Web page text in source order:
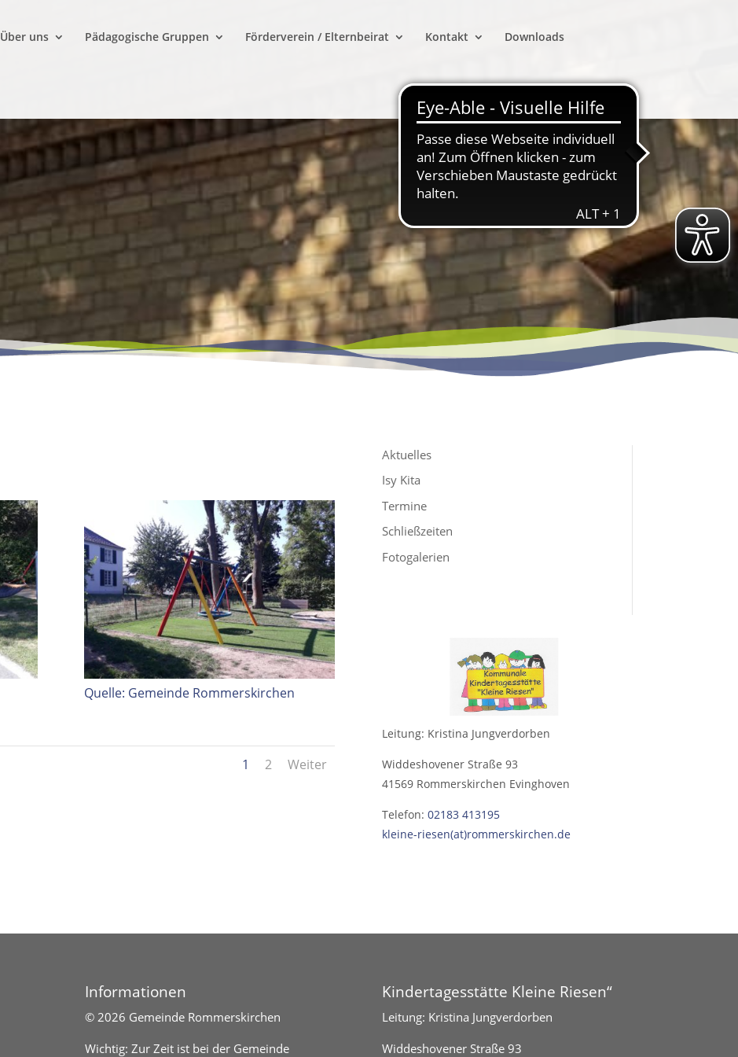
Über uns Pädagogische Gruppen Förderverein / Elternbeirat Kontakt Downloads
Quelle: Gemeinde Rommerskirchen
1 2 Weiter
Aktuelles
Isy Kita
Termine
Schließzeiten
Fotogalerien
Leitung: Kristina Jungverdorben
Widdeshovener Straße 93
41569 Rommerskirchen Evinghoven
Telefon: 02183 413195
kleine-riesen(at)rommerskirchen.de
Informationen
© 2026 Gemeinde Rommerskirchen
Wichtig: Zur Zeit ist bei der Gemeinde
Kindertagesstätte Kleine Riesen“
Leitung: Kristina Jungverdorben
Widdeshovener Straße 93